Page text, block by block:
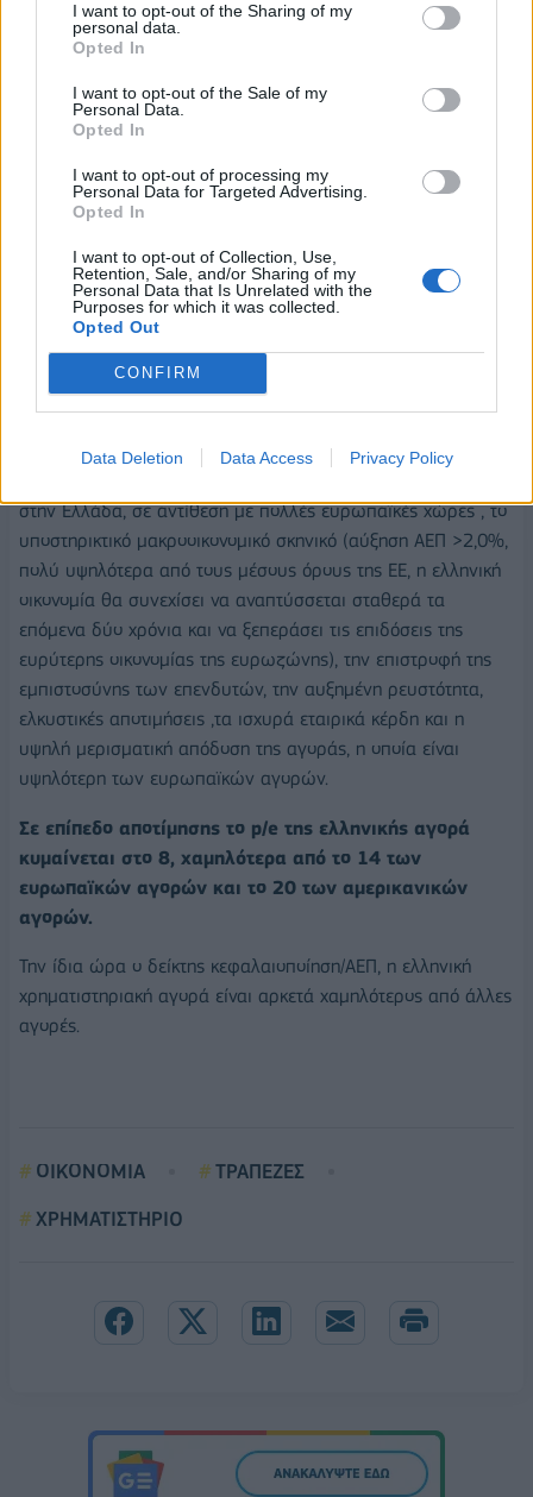
I want to opt-out of the Sharing of my
personal data.
Opted In
I want to opt-out of the Sale of my
Personal Data.
Opted In
I want to opt-out of processing my
Personal Data for Targeted Advertising.
Opted In
I want to opt-out of Collection, Use,
Retention, Sale, and/or Sharing of my
Personal Data that Is Unrelated with the
Purposes for which it was collected.
Opted Out
CONFIRM
Data Deletion Data Access Privacy Policy
μία τους, σύμφωνα με τον οίκο, σημειώσει σημαντική
πρόοδο προς τη βελτίωση της δημιουργίας κερδών και της
από τις τέσσερις μεγαλύτερες ελληνικές τράπεζες
εμφανίζουν ήδη δείκτες μη εξυπηρετούμενων ανοιγμάτων
S&P αναμένει περαιτέρω βελτίωση μέχρι το τέλος του 2026.
Τυχόν αναταραχή στις ευρωπαϊκές χρηματιστηριακές αγορές
πόσο μπορεί να επηρεάσει το Χρηματιστήριο Αθηνών;
Σε πρόσφατη ανάλυσή της
ανέφερε μία σειρά από δεδομένα που θα μπορούσαν να
στην Ελλάδα, σε αντίθεση με πολλές ευρωπαϊκές χώρες , το
υποστηρικτικό μακροοικονομικό σκηνικό (αύξηση ΑΕΠ >2,0%,
πολύ υψηλότερα από τους μέσους όρους της ΕΕ, η ελληνική
οικονομία θα συνεχίσει να αναπτύσσεται σταθερά τα
επόμενα δύο χρόνια και να ξεπεράσει τις επιδόσεις της
ευρύτερης οικονομίας της ευρωζώνης), την επιστροφή της
εμπιστοσύνης των επενδυτών, την αυξημένη ρευστότητα,
ελκυστικές αποτιμήσεις ,τα ισχυρά εταιρικά κέρδη και η
υψηλή μερισματική απόδοση της αγοράς, η οποία είναι
υψηλότερη των ευρωπαϊκών αγορών.
Σε επίπεδο αποτίμησης το p/e της ελληνικής αγορά
κυμαίνεται στο 8, χαμηλότερα από το 14 των
ευρωπαϊκών αγορών και το 20 των αμερικανικών
αγορών.
Την ίδια ώρα ο δείκτης κεφαλαιοποίηση/ΑΕΠ, η ελληνική
χρηματιστηριακή αγορά είναι αρκετά χαμηλότερος από άλλες
αγορές.
ΟΙΚΟΝΟΜΙΑ
ΤΡΑΠΕΖΕΣ
ΧΡΗΜΑΤΙΣΤΗΡΙO